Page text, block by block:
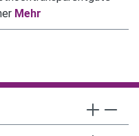
Mehr